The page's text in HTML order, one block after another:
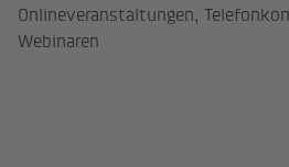
Onlineveranstaltungen,
Webinaren